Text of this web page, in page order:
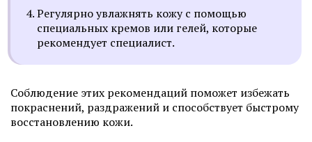
Регулярно увлажнять кожу с помощью
специальных кремов или гелей, которые
рекомендует специалист.
Соблюдение этих рекомендаций поможет избежать
покраснений, раздражений и способствует быстрому
восстановлению кожи.